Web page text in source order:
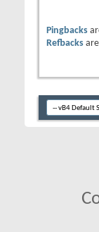
Pingbacks
Refbacks are